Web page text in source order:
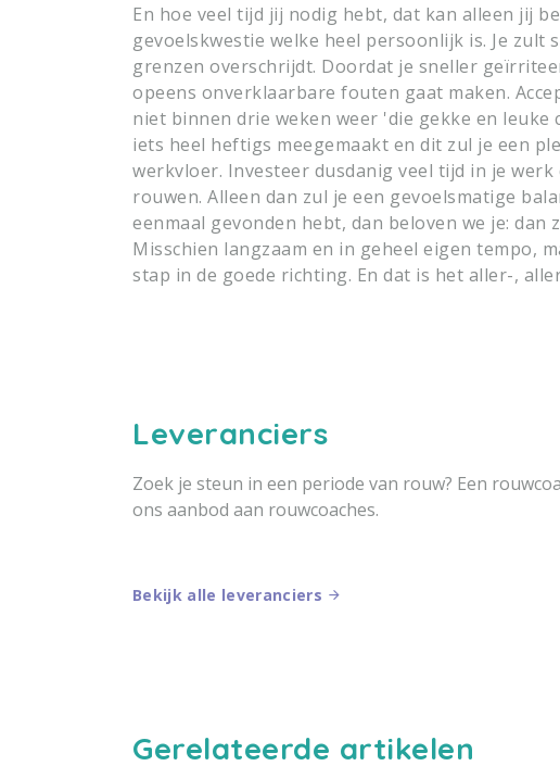
En hoe veel tijd jij nodig hebt, dat kan alleen jij
gevoelskwestie welke heel persoonlijk is. Je zult
grenzen overschrijdt. Doordat je sneller
opeens onverklaarbare fouten gaat maken.
niet binnen drie weken weer 'die gekke en leuke
iets heel heftigs meegemaakt en dit zul je een
werkvloer. Investeer dusdanig veel tijd in je
rouwen. Alleen dan zul je een gevoelsmatige
eenmaal gevonden hebt, dan beloven we je:
Misschien langzaam en in geheel eigen tempo,
stap in de goede richting. En dat is het aller-,
Leveranciers
Zoek je steun in een periode van rouw? Een
ons aanbod aan rouwcoaches.
Bekijk alle leveranciers
Gerelateerde artikelen